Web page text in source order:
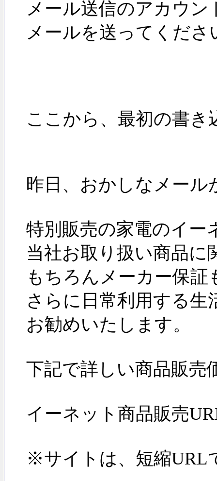
メール送信のアカウ
メールを送ってくださ
ここから、最初の書き
昨日、おかしなメール
特別販売の家電のイー
当社お取り扱い商品に
もちろんメーカー保
さらに日常利用する生
お勧めいたします。
下記で詳しい商品販売
イーネット商品販売
※サイトは、短縮URL